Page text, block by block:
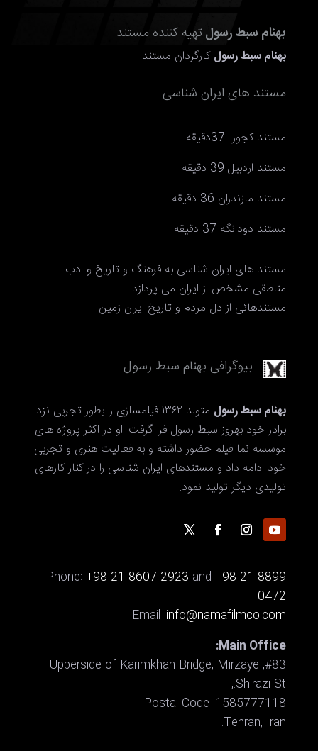
بهنام سبط رسولتهیه کننده مستند
بهنام سبط رسولکارگردان مستند
مستند های ایران شناسی
مستند کجور 37دقیقه
مستند اردبیل 39 دقیقه
مستند مازندران 36 دقیقه
مستند دودانگه 37 دقیقه
مستند های ایران شناسی به فرهنگ و تاریخ و ادب
مناطقی مشخص از ایران می پردازد.
مستندهائی از دل مردم و تاریخ ایران زمین.
بیوگرافی بهنام سبط رسول
بهنام سبط رسول
متولد ۱۳۶۲ فیلمسازی را بطور تجربی نزد
برادر خود بهروز سبط رسول فرا گرفت. او در اکثر پروژه های
موسسه نما فیلم حضور داشته و به فعالیت هنری و تجربی
خود ادامه داد و مستندهای ایران شناسی را در کنار کارهای
تولیدی دیگر تولید نمود.
Phone: +98 21 8607 2923 and +98 21 8899
0472
Email: info@namafilmco.com
Main Office:
#83, Upperside of Karimkhan Bridge, Mirzaye
Shirazi St.,
Postal Code: 1585777118
Tehran, Iran.